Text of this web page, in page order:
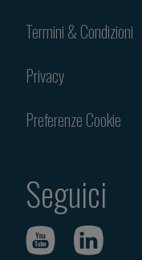
Termini & Condizioni
Privacy
Preferenze Cookie
Seguici